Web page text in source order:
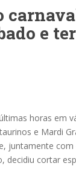
e
horas em
e Mardi
juntamente
decidiu cortar